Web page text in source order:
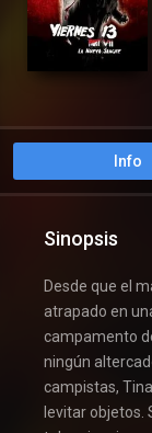
Info
Sinopsis
Desde que el
atrapado en
campamento
ningún
campistas,
levitar objetos.